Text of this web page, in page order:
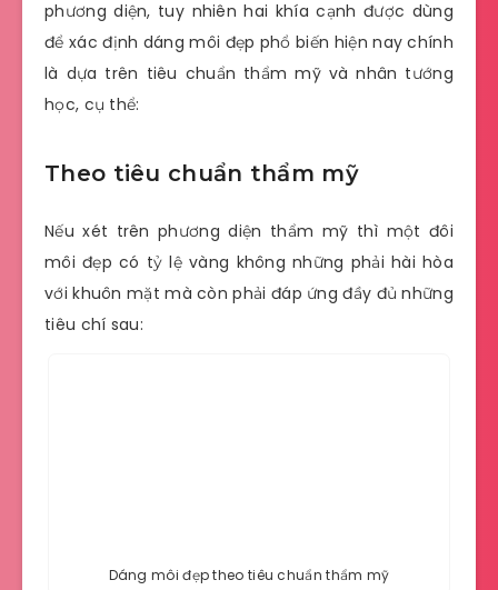
phương diện, tuy nhiên hai khía cạnh được dùng
để xác định dáng môi đẹp phổ biến hiện nay chính
là dựa trên tiêu chuẩn thẩm mỹ và nhân tướng
học, cụ thể:
Theo tiêu chuẩn thẩm mỹ
Nếu xét trên phương diện thẩm mỹ thì một đôi
môi đẹp có tỷ lệ vàng không những phải hài hòa
với khuôn mặt mà còn phải đáp ứng đầy đủ những
tiêu chí sau:
Dáng môi đẹp theo tiêu chuẩn thẩm mỹ